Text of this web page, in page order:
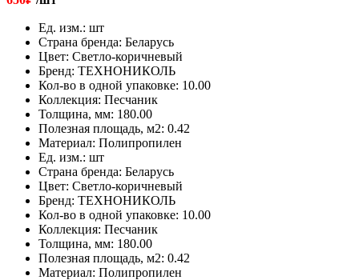
Ед. изм.: шт
Страна бренда: Беларусь
Цвет: Светло-коричневый
Бренд: ТЕХНОНИКОЛЬ
Кол-во в одной упаковке: 10.00
Коллекция: Песчаник
Толщина, мм: 180.00
Полезная площадь, м2: 0.42
Материал: Полипропилен
Ед. изм.: шт
Страна бренда: Беларусь
Цвет: Светло-коричневый
Бренд: ТЕХНОНИКОЛЬ
Кол-во в одной упаковке: 10.00
Коллекция: Песчаник
Толщина, мм: 180.00
Полезная площадь, м2: 0.42
Материал: Полипропилен